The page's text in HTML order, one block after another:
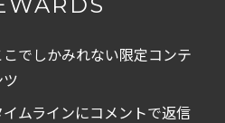
こでしかみれない限定コンテ
ツ
イムラインにコメントで返信